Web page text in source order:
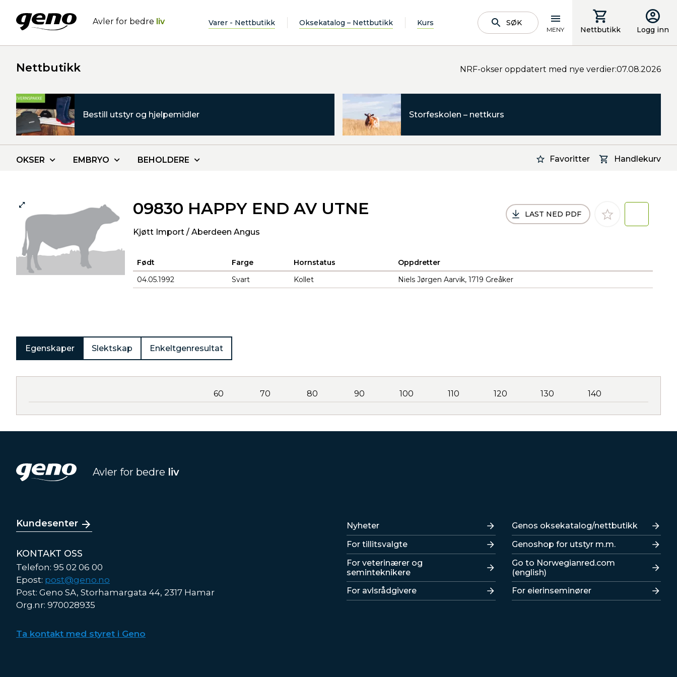
Avler for bedre liv Varer - Nettbutikk Oksekatalog – Nettbutikk Kurs SØK
MENY Nettbutikk Logg inn
Nettbutikk NRF-okser oppdatert med nye verdier:07.08.2026
Bestill utstyr og hjelpemidler Storfeskolen – nettkurs
Favoritter Handlekurv
OKSER EMBRYO BEHOLDERE
09830 HAPPY END AV UTNE
Kjøtt Import / Aberdeen Angus
LAST NED PDF
Født Farge Hornstatus
Oppdretter
04.05.1992
Svart Kollet Niels Jørgen Aarvik, 1719 Greåker
Egenskaper Slektskap Enkeltgenresultat
60 70 80 90 100 110 120 130 140
Avler for bedre liv
Kundesenter
KONTAKT OSS
Telefon: 95 02 06 00
Epost: post@geno.no
Post: Geno SA, Storhamargata 44, 2317 Hamar
Org.nr: 970028935
Ta kontakt med styret i Geno
Lenker
Nyheter
For tillitsvalgte
For veterinærer og
seminteknikere
For avlsrådgivere
Lenker
Genos oksekatalog/nettbutikk
Genoshop for utstyr m.m.
Go to Norwegianred.com
(english)
For eierinseminører